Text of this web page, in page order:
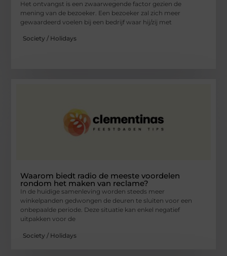
Het ontvangst is een zwaarwegende factor gezien de
mening van de bezoeker. Een bezoeker zal zich meer
gewaardeerd voelen bij een bedrijf waar hij/zij met
Society / Holidays
Waarom biedt radio de meeste voordelen
rondom het maken van reclame?
In de huidige samenleving worden steeds meer
winkelpanden gedwongen de deuren te sluiten voor een
onbepaalde periode. Deze situatie kan enkel negatief
uitpakken voor de
Society / Holidays